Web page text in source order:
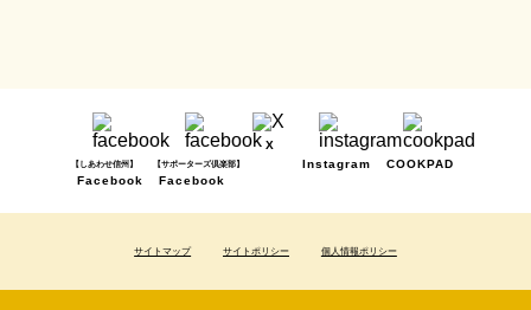
【しあわせ信州】
Facebook
【サポーターズ倶楽部】
Facebook
X
Instagram
COOKPAD
サイトマップ サイトポリシー 個人情報ポリシー